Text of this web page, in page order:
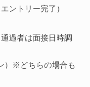
ントリー完了）
過者は面接日時調
）※どちらの場合も